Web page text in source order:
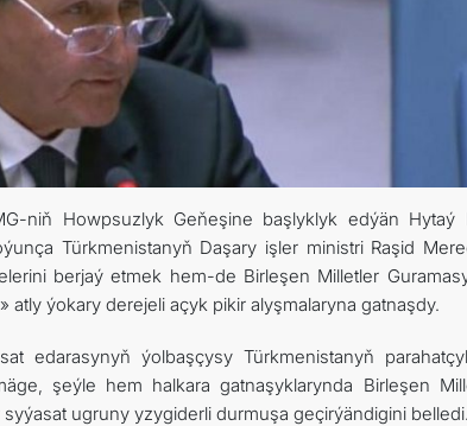
DIM
niň Howpsuzlyk Geňeşine başlyklyk edýän Hytaý
Türkmenistanyň Daşary işler ministri Raşid
berjaý etmek hem-de Birleşen Milletler
ýokary derejeli açyk pikir alyşmalaryna gatnaşdy.
edarasynyň ýolbaşçysy Türkmenistanyň
şeýle hem halkara gatnaşyklarynda Birleşen
ugruny yzygiderli durmuşa geçirýändigini belledi.